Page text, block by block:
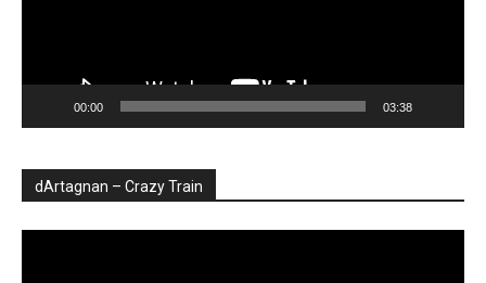
00:00 03:38
dArtagnan – Crazy Train